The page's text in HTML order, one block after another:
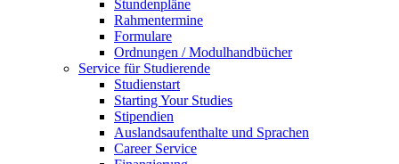
Stundenpläne
Rahmentermine
Formulare
Ordnungen / Modulhandbücher
Service für Studierende
Studienstart
Starting Your Studies
Stipendien
Auslandsaufenthalte und Sprachen
Career Service